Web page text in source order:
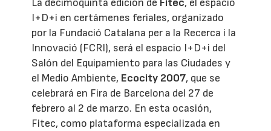
La decimoquinta edición de Fitec, el espacio
I+D+i en certámenes feriales, organizado
por la Fundació Catalana per a la Recerca i la
Innovació (FCRI), será el espacio I+D+i del
Salón del Equipamiento para las Ciudades y
el Medio Ambiente, Ecocity 2007, que se
celebrará en Fira de Barcelona del 27 de
febrero al 2 de marzo. En esta ocasión,
Fitec, como plataforma especializada en